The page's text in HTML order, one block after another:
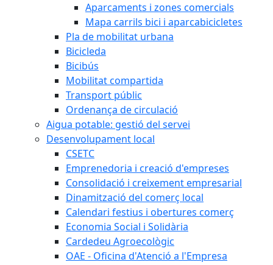
Aparcaments i zones comercials
Mapa carrils bici i aparcabicicletes
Pla de mobilitat urbana
Bicicleda
Bicibús
Mobilitat compartida
Transport públic
Ordenança de circulació
Aigua potable: gestió del servei
Desenvolupament local
CSETC
Emprenedoria i creació d'empreses
Consolidació i creixement empresarial
Dinamització del comerç local
Calendari festius i obertures comerç
Economia Social i Solidària
Cardedeu Agroecològic
OAE - Oficina d'Atenció a l'Empresa